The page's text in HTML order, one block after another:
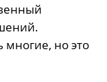
многие, но это